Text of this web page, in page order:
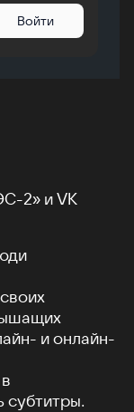
Войти
2» и VK
и онлайн-
субтитры.